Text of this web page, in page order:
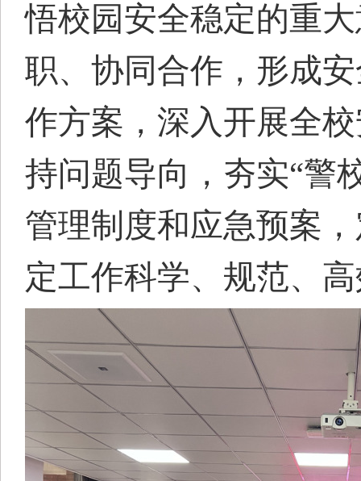
悟校园安全稳定的重
职、协同合作，形成
作方案，深入开展全
持问题导向，夯实“警
管理制度和应急预案
定工作科学、规范、